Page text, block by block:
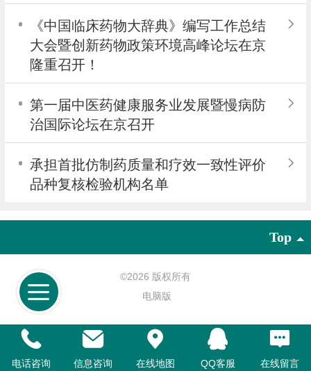
《中国临床药物大辞典》编写工作总结
大会暨创新药物政策环境高峰论坛在京
隆重召开！
第一届中医药健康服务业发展暨慢病防
治国际论坛在京召开
承担首批仿制药质量和疗效一致性评价
品种复核检验机构名单
Top
©2026 版权所有
电脑版
电话咨询 信息咨询 在线地图 QQ客服 在线留言